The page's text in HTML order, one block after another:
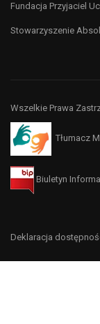
Fundacja Przyjaciel
Stowarzyszenie
Wszelkie Prawa
Tłumacz
Biuletyn
Deklaracja